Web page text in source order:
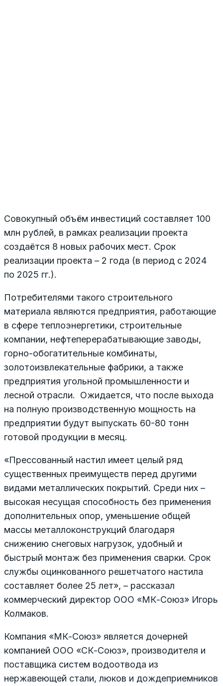
Совокупный объём инвестиций составляет 100
млн рублей, в рамках реализации проекта
создаётся 8 новых рабочих мест. Срок
реализации проекта – 2 года (в период с 2024
по 2025 гг.).
Потребителями такого строительного
материала являются предприятия, работающие
в сфере теплоэнергетики, строительные
компании, нефтеперерабатывающие заводы,
горно-обогатительные комбинаты,
золотоизвлекательные фабрики, а также
предприятия угольной промышленности и
лесной отрасли. Ожидается, что после выхода
на полную производственную мощность на
предприятии будут выпускать 60-80 тонн
готовой продукции в месяц.
«Прессованный настил имеет целый ряд
существенных преимуществ перед другими
видами металлических покрытий. Среди них –
высокая несущая способность без применения
дополнительных опор, уменьшение общей
массы металлоконструкций благодаря
снижению снеговых нагрузок, удобный и
быстрый монтаж без применения сварки. Срок
службы оцинкованного решетчатого настила
составляет более 25 лет», – рассказал
коммерческий директор ООО «МК-Союз» Игорь
Колмаков.
Компания «МК-Союз» является дочерней
компанией ООО «СК-Союз», производителя и
поставщика систем водоотвода из
нержавеющей стали, люков и дождеприемников